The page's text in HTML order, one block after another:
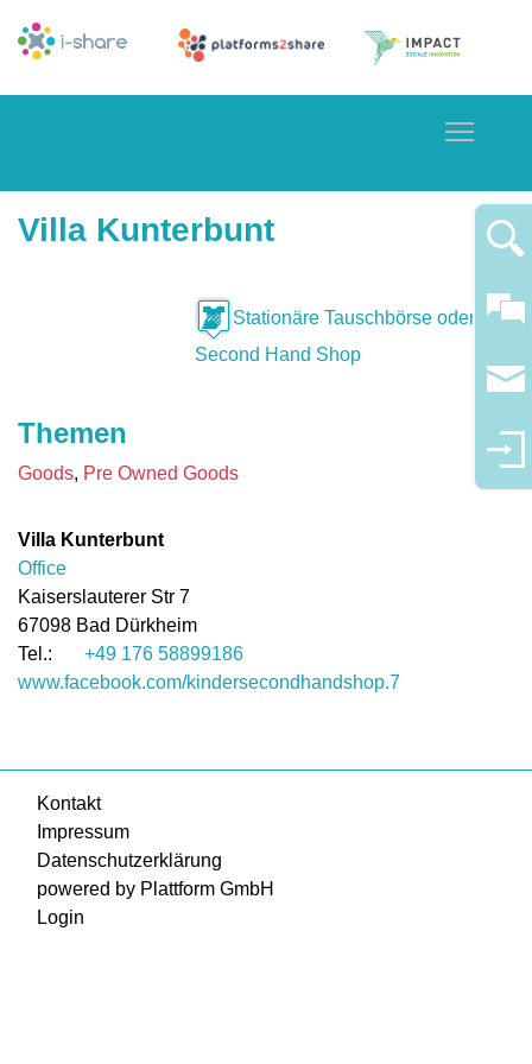
Villa Kunterbunt
Stationäre Tauschbörse oder
Second Hand Shop
Themen
Goods Pre Owned Goods
Villa Kunterbunt
Office
Kaiserslauterer Str 7
67098 Bad Dürkheim
+49 176 58899186
www.facebook.com/kindersecondhandshop.7
Kontakt
Impressum
Datenschutzerklärung
powered by Plattform GmbH
Login